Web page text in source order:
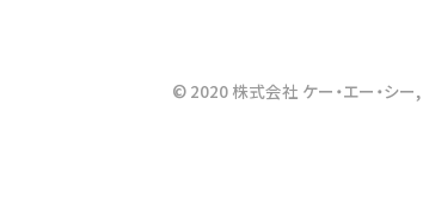
© 2020 株式会社 ケー・エー・シ